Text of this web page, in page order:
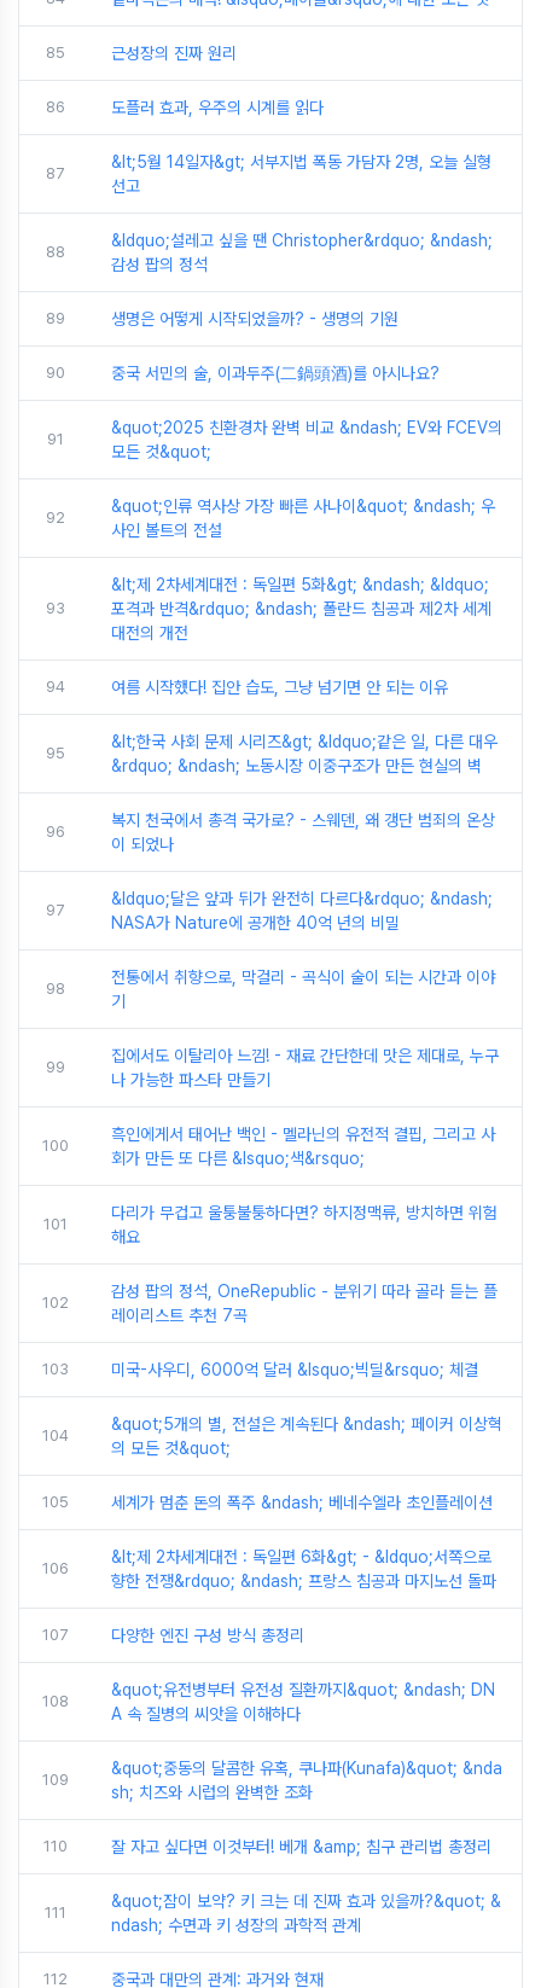
85 근성장의 진짜 원리
86 도플러 효과, 우주의 시계를 읽다
87
&lt;5월 14일자&gt; 서부지법 폭동 가담자 2명, 오늘 실형
선고
88
&ldquo;설레고 싶을 땐 Christopher&rdquo; &ndash;
감성 팝의 정석
89 생명은 어떻게 시작되었을까? - 생명의 기원
90 중국 서민의 술, 이과두주(二鍋頭酒)를 아시나요?
91
&quot;2025 친환경차 완벽 비교 &ndash; EV와 FCEV의
모든 것&quot;
92
&quot;인류 역사상 가장 빠른 사나이&quot; &ndash; 우
사인 볼트의 전설
93
&lt;제 2차세계대전 : 독일편 5화&gt; &ndash; &ldquo;
포격과 반격&rdquo; &ndash; 폴란드 침공과 제2차 세계
대전의 개전
94 여름 시작했다! 집안 습도, 그냥 넘기면 안 되는 이유
95
&lt;한국 사회 문제 시리즈&gt; &ldquo;같은 일, 다른 대우
&rdquo; &ndash; 노동시장 이중구조가 만든 현실의 벽
96
복지 천국에서 총격 국가로? - 스웨덴, 왜 갱단 범죄의 온상
이 되었나
97
&ldquo;달은 앞과 뒤가 완전히 다르다&rdquo; &ndash;
NASA가 Nature에 공개한 40억 년의 비밀
98
전통에서 취향으로, 막걸리 - 곡식이 술이 되는 시간과 이야
기
99
집에서도 이탈리아 느낌! - 재료 간단한데 맛은 제대로, 누구
나 가능한 파스타 만들기
100
흑인에게서 태어난 백인 - 멜라닌의 유전적 결핍, 그리고 사
회가 만든 또 다른 &lsquo;색&rsquo;
101
다리가 무겁고 울퉁불퉁하다면? 하지정맥류, 방치하면 위험
해요
102
감성 팝의 정석, OneRepublic - 분위기 따라 골라 듣는 플
레이리스트 추천 7곡
103 미국-사우디, 6000억 달러 &lsquo;빅딜&rsquo; 체결
104
&quot;5개의 별, 전설은 계속된다 &ndash; 페이커 이상혁
의 모든 것&quot;
105 세계가 멈춘 돈의 폭주 &ndash; 베네수엘라 초인플레이션
106
&lt;제 2차세계대전 : 독일편 6화&gt; - &ldquo;서쪽으로
향한 전쟁&rdquo; &ndash; 프랑스 침공과 마지노선 돌파
107 다양한 엔진 구성 방식 총정리
108
&quot;유전병부터 유전성 질환까지&quot; &ndash; DN
A 속 질병의 씨앗을 이해하다
109
&quot;중동의 달콤한 유혹, 쿠나파(Kunafa)&quot; &nda
sh; 치즈와 시럽의 완벽한 조화
110 잘 자고 싶다면 이것부터! 베개 &amp; 침구 관리법 총정리
111
&quot;잠이 보약? 키 크는 데 진짜 효과 있을까?&quot; &
ndash; 수면과 키 성장의 과학적 관계
112 중국과 대만의 관계: 과거와 현재